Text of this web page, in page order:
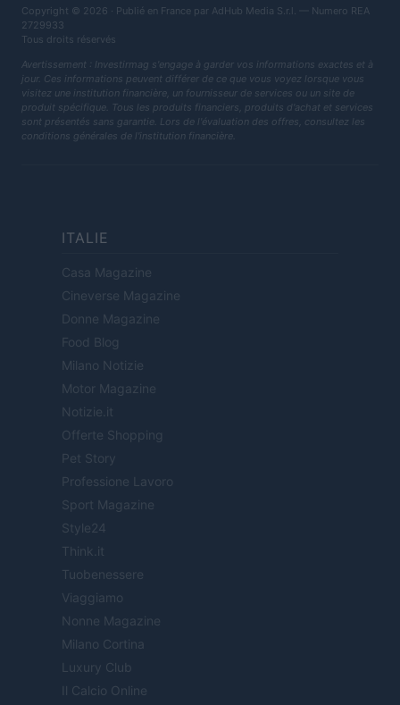
Copyright © 2026 · Publié en France par AdHub Media S.r.l. — Numero REA
2729933
Tous droits réservés
Avertissement : Investirmag s'engage à garder vos informations exactes et à
jour. Ces informations peuvent différer de ce que vous voyez lorsque vous
visitez une institution financière, un fournisseur de services ou un site de
produit spécifique. Tous les produits financiers, produits d'achat et services
sont présentés sans garantie. Lors de l'évaluation des offres, consultez les
conditions générales de l'institution financière.
ITALIE
Casa Magazine
Cineverse Magazine
Donne Magazine
Food Blog
Milano Notizie
Motor Magazine
Notizie.it
Offerte Shopping
Pet Story
Professione Lavoro
Sport Magazine
Style24
Think.it
Tuobenessere
Viaggiamo
Nonne Magazine
Milano Cortina
Luxury Club
Il Calcio Online